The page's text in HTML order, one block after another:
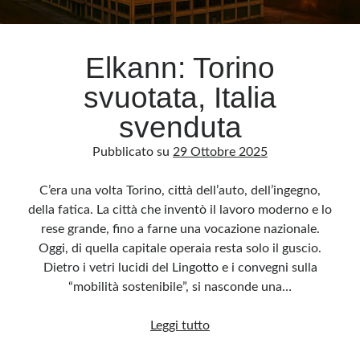
Archivio
Questo blog non rappresenta una testata giornalistica, in quanto viene aggiornato
sensi della legge n· 62 del 7.03.2001. L’autore non è responsabile di quanto
pubblicato dai lettori nei commenti ai vari post. Saranno comunque cancellati quelli
ritenuti offensivi o lesivi dell’immagine o dell’onorabilità di terzi, di genere spam,
razzisti o che contengano dati personali non conformi al rispetto delle norme sulla
privacy. Alcune immagini inserite in questo blog sono tratte da Internet e, pertanto,
immediatamente rimosse. L’autore del blog non è responsabile dei siti collegati
Elkann: Torino
svuotata, Italia
svenduta
Pubblicato su 29 Ottobre 2025
C’era una volta Torino, città dell’auto, dell’ingegno,
della fatica. La città che inventò il lavoro moderno e lo
rese grande, fino a farne una vocazione nazionale.
Oggi, di quella capitale operaia resta solo il guscio.
Dietro i vetri lucidi del Lingotto e i convegni sulla
“mobilità sostenibile”, si nasconde una…
Leggi tuttoElkann: